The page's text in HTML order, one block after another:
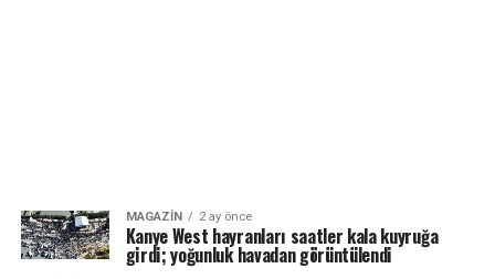
MAGAZIN 2 ay önce
Kanye West hayranları saatler kala kuyruğa
girdi; yoğunluk havadan görüntülendi